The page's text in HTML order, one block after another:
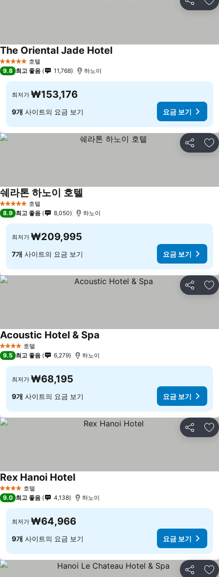
공유 즐
5 성급 호텔
The Oriental Jade Hotel
9.8 최고 좋음 11,768 하노이
최저가 ₩153,176
9개 사이트의 요금 보기 요금 보기
공유 즐
5 성급 호텔
쉐라톤 하노이 호텔
8.9 최고 좋음 8,050 하노이
최저가 ₩209,995
7개 사이트의 요금 보기 요금 보기
공유 즐
4 성급 호텔
Acoustic Hotel & Spa
9.5 최고 좋음 6,279 하노이
최저가 ₩68,195
9개 사이트의 요금 보기 요금 보기
공유 즐
4 성급 호텔
Rex Hanoi Hotel
9.0 최고 좋음 4,138 하노이
최저가 ₩64,966
9개 사이트의 요금 보기 요금 보기
공유 즐